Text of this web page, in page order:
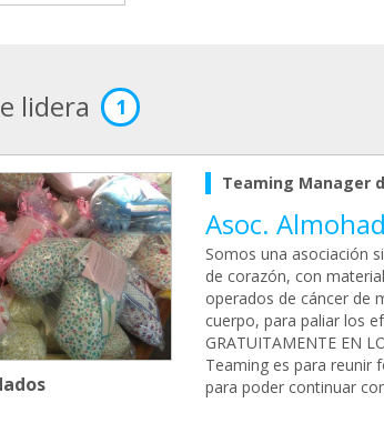
lidera 1
Teaming Manager
Asoc.
Somos una asociación
de corazón, con
operados de cáncer de
cuerpo, para paliar los
GRATUITAMENTE EN
Teaming es para reunir
para poder continuar